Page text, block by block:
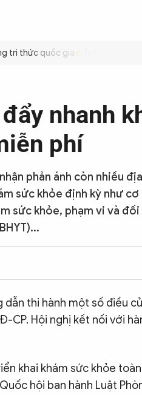
thức quốc gia Triệt để tiết kiệm
nhanh
phí
phản ánh còn nhiều
sức khỏe định kỳ như cơ
sức khỏe, phạm vi và
thi hành một số điều
CP. Hội nghị kết nối với
khai khám sức khỏe
hội ban hành Luật